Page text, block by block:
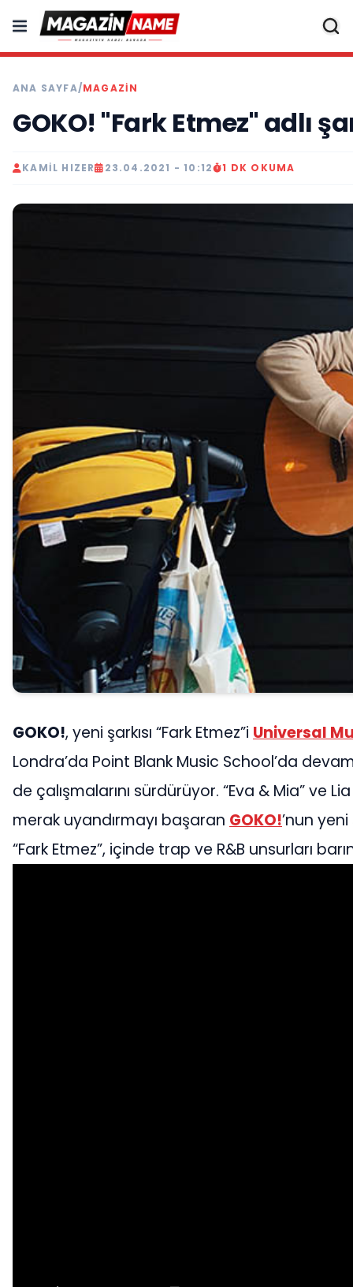
ANA SAYFA/MAGAZIN
GOKO! "Fark Etmez" adlı
KAMIL HIZER 23.04.2021 - 10:12 1 DK OKUMA
GOKO!, yeni şarkısı “Fark Etmez”i Universal
Londra’da Point Blank Music School’da
de çalışmalarını sürdürüyor. “Eva & Mia” ve
merak uyandırmayı başaran GOKO!’nun
“Fark Etmez”, içinde trap ve R&B unsurları